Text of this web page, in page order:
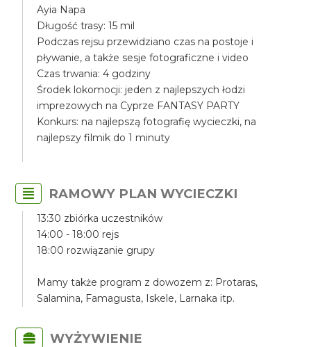
Ayia Napa
Długość trasy: 15 mil
Podczas rejsu przewidziano czas na postoje i
pływanie, a także sesje fotograficzne i video
Czas trwania: 4 godziny
Środek lokomocji: jeden z najlepszych łodzi
imprezowych na Cyprze FANTASY PARTY
Konkurs: na najlepszą fotografię wycieczki, na
najlepszy filmik do 1 minuty
RAMOWY PLAN WYCIECZKI
13:30 zbiórka uczestników
14:00 - 18:00 rejs
18:00 rozwiązanie grupy
Mamy także program z dowozem z: Protaras,
Salamina, Famagusta, Iskele, Larnaka itp.
WYŻYWIENIE